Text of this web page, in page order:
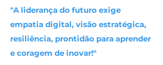
"A liderança do futuro exige
empatia digital, visão estratégica,
resiliência, prontidão para aprender
e coragem de inovar!"